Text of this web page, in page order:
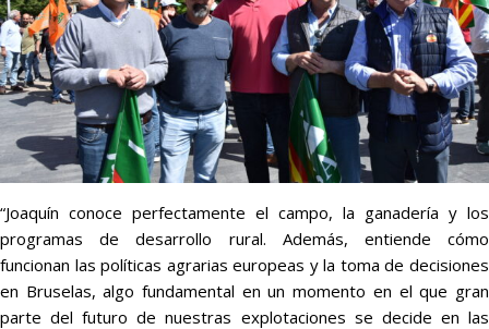
“Joaquín conoce perfectamente el campo, la ganadería y los
programas de desarrollo rural. Además, entiende cómo
funcionan las políticas agrarias europeas y la toma de decisiones
en Bruselas, algo fundamental en un momento en el que gran
parte del futuro de nuestras explotaciones se decide en las